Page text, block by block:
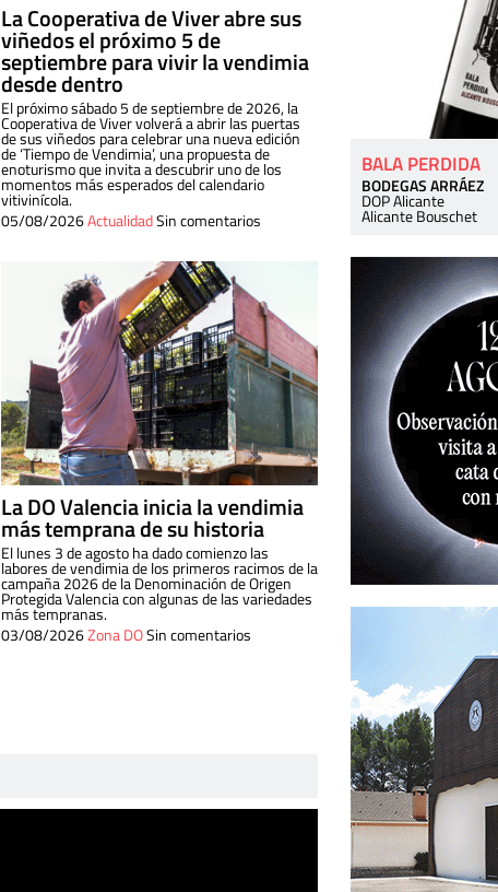
La Cooperativa de Viver abre sus
viñedos el próximo 5 de
septiembre para vivir la vendimia
desde dentro
El próximo sábado 5 de septiembre de 2026, la
Cooperativa de Viver volverá a abrir las puertas
de sus viñedos para celebrar una nueva edición
de ‘Tiempo de Vendimia’, una propuesta de
enoturismo que invita a descubrir uno de los
momentos más esperados del calendario
vitivinícola.
05/08/2026ActualidadSin comentarios
La DO Valencia inicia la vendimia
más temprana de su historia
El lunes 3 de agosto ha dado comienzo las
labores de vendimia de los primeros racimos de la
campaña 2026 de la Denominación de Origen
Protegida Valencia con algunas de las variedades
más tempranas.
03/08/2026Zona DOSin comentarios
BALA PERDIDA
BODEGAS ARRÁEZ
DOP Alicante
Alicante Bouschet